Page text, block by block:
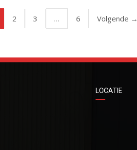
2 3 … 6 Volgende →
LOCATIE